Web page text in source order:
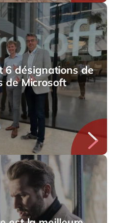
6 désignations de
de Microsoft